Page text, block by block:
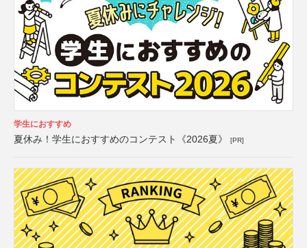
学生におすすめ
夏休み！学生におすすめのコンテスト《2026夏》 [PR]